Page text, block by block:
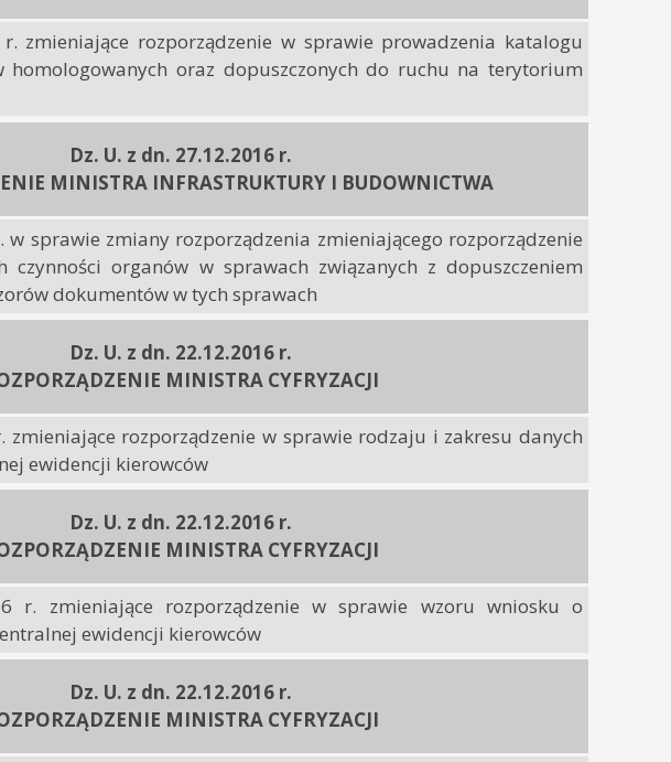
zmieniające rozporządzenie w sprawie prowadzenia katalogu
oraz dopuszczonych do ruchu na terytorium
Dz. U. z dn. 27.12.2016 r.
MINISTRA INFRASTRUKTURY I BUDOWNICTWA
sprawie zmiany rozporządzenia zmieniającego rozporządzenie
czynności organów w sprawach związanych z dopuszczeniem
dokumentów w tych sprawach
Dz. U. z dn. 22.12.2016 r.
MINISTRA CYFRYZACJI
rozporządzenie w sprawie rodzaju i zakresu danych
ewidencji kierowców
Dz. U. z dn. 22.12.2016 r.
MINISTRA CYFRYZACJI
r. zmieniające rozporządzenie w sprawie wzoru wniosku o
ewidencji kierowców
Dz. U. z dn. 22.12.2016 r.
MINISTRA CYFRYZACJI